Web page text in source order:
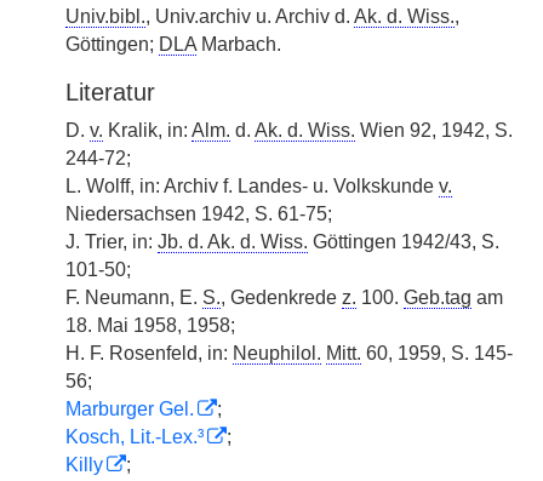
Univ.bibl., Univ.archiv u. Archiv d. Ak. d. Wiss.,
Göttingen; DLA Marbach.
Literatur
D. v. Kralik, in: Alm. d. Ak. d. Wiss. Wien 92, 1942, S.
244-72;
L. Wolff, in: Archiv f. Landes- u. Volkskunde v.
Niedersachsen 1942, S. 61-75;
J. Trier, in: Jb. d. Ak. d. Wiss. Göttingen 1942/43, S.
101-50;
F. Neumann, E. S., Gedenkrede z. 100. Geb.tag am
18. Mai 1958, 1958;
H. F. Rosenfeld, in: Neuphilol. Mitt. 60, 1959, S. 145-
56;
Marburger Gel.
;
Kosch, Lit.-Lex.³
;
Killy
;